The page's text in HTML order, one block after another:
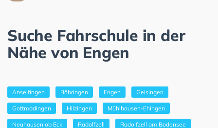
Suche Fahrschule in der
Nähe von Engen
Anselfingen Böhringen Engen Geisingen
Gottmadingen Hilzingen Mühlhausen-Ehingen
Neuhausen ob Eck Radolfzell Radolfzell am Bodensee